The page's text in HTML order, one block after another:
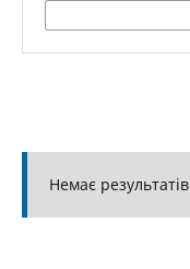
Немає результатів